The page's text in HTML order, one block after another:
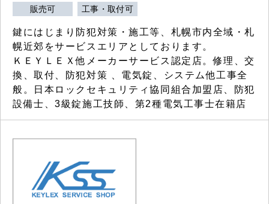
販売可 工事・取付可
鍵にはじまり防犯対策・施工等、札幌市内全域・札
幌近郊をサービスエリアとしております。
ＫＥＹＬＥＸ他メーカーサービス認定店。修理、交
換、取付、防犯対策 、電気錠、システム他工事全
般。日本ロックセキュリティ協同組合加盟店、防犯
設備士、3級錠施工技師、第2種電気工事士在籍店